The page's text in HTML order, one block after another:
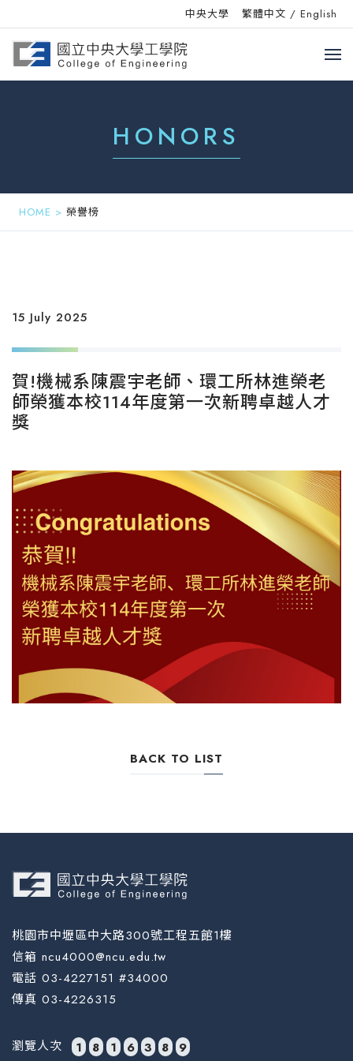
中央大學 繁體中文 / English
HONORS
HOME > 榮譽榜
15 July 2025
賀!機械系陳震宇老師、環工所林進榮老
師榮獲本校114年度第一次新聘卓越人才
獎
BACK TO LIST
桃園市中壢區中大路300號工程五館1樓
信箱 ncu4000@ncu.edu.tw
電話 03-4227151 #34000
傳真 03-4226315
瀏覽人次 1 8 1 6 3 8 9